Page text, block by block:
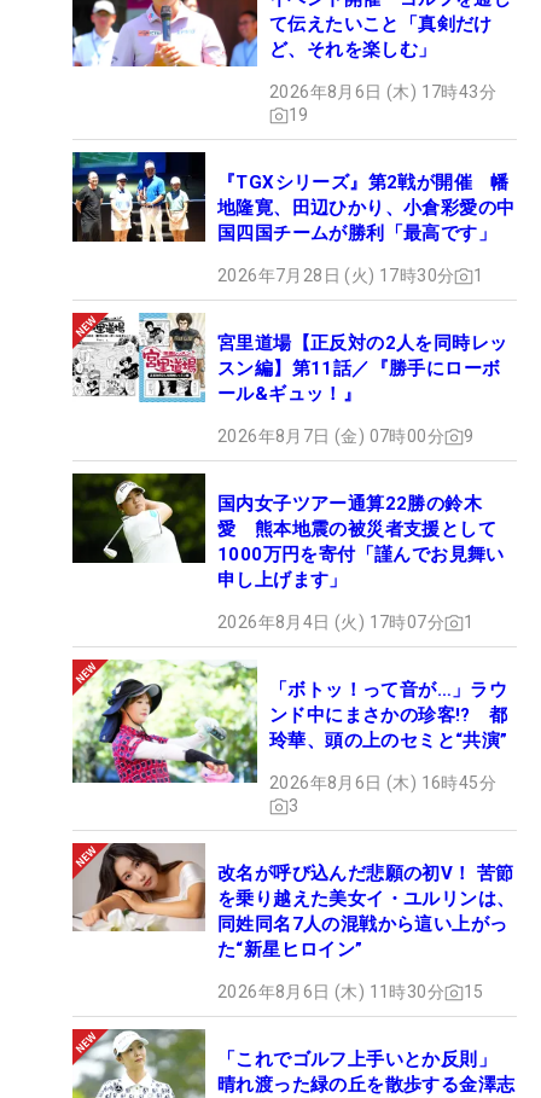
て伝えたいこと「真剣だけ
ど、それを楽しむ」
2026年8月6日 (木) 17時43分
19
『TGXシリーズ』第2戦が開催 幡
地隆寛、田辺ひかり、小倉彩愛の中
国四国チームが勝利「最高です」
2026年7月28日 (火) 17時30分 1
宮里道場【正反対の2人を同時レッ
スン編】第11話／『勝手にローボ
ール&ギュッ！』
2026年8月7日 (金) 07時00分 9
国内女子ツアー通算22勝の鈴木
愛 熊本地震の被災者支援として
1000万円を寄付「謹んでお見舞い
申し上げます」
2026年8月4日 (火) 17時07分 1
「ボトッ！って音が…」ラウ
ンド中にまさかの珍客!? 都
玲華、頭の上のセミと“共演”
2026年8月6日 (木) 16時45分
3
改名が呼び込んだ悲願の初V！ 苦節
を乗り越えた美女イ・ユルリンは、
同姓同名7人の混戦から這い上がっ
た“新星ヒロイン”
2026年8月6日 (木) 11時30分 15
「これでゴルフ上手いとか反則」
晴れ渡った緑の丘を散歩する金澤志